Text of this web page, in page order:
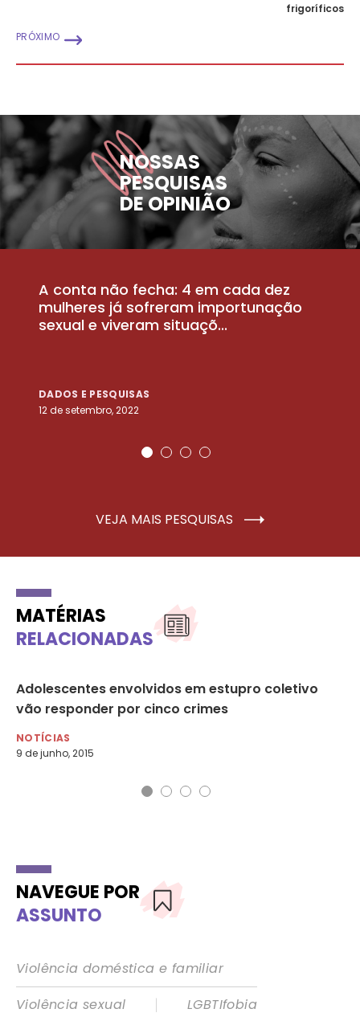
frigoríficos
PRÓXIMO
NOSSAS
PESQUISAS
DE OPINIÃO
A conta não fecha: 4 em cada dez
mulheres já sofreram importunação
sexual e viveram situaçõ...
DADOS E PESQUISAS
12 de setembro, 2022
VEJA MAIS PESQUISAS
MATÉRIAS
RELACIONADAS
Adolescentes envolvidos em estupro coletivo
vão responder por cinco crimes
NOTÍCIAS
9 de junho, 2015
NAVEGUE POR
ASSUNTO
Violência doméstica e familiar
Violência sexual
| LGBTIfobia